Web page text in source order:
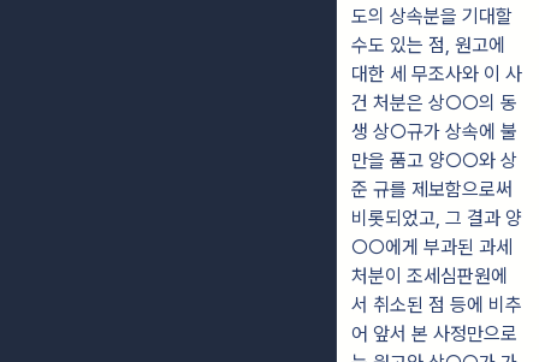
도의 상속분을 기대할
수도 있는 점, 원고에
대한 세 무조사와 이 사
건 처분은 상○○의 동
생 상○규가 상속에 불
만을 품고 양○○와 상
준 규를 제보함으로써
비롯되었고, 그 결과 양
○○에게 부과된 과세
처분이 조세심판원에
서 취소된 점 등에 비추
어 앞서 본 사정만으로